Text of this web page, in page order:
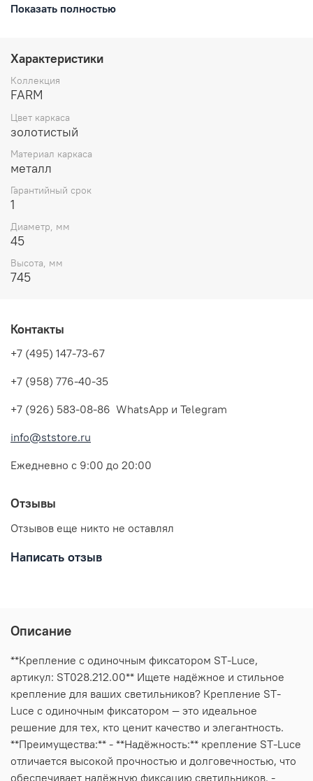
решение для тех, кто ценит качество и элегантность.
обеспечивает надёжную фиксацию светильников. -
**Стильный дизайн:** золотистая отделка придаёт
креплению изысканный и современный вид, который
гармонично впишется в любой интерьер. - **Простота
специальных навыков или инструментов.
**Характеристики:** - **Артикул:** ST028.212.00. -
**Цвет:** золотистый. - **Материал:**
высококачественные материалы обеспечивают долгий
срок службы. Крепление ST-Luce с одиночным
фиксатором станет отличным выбором для вашего дома
или офиса. Оно не только обеспечит надёжную
упустите возможность приобрести качественное и
стильное крепление по выгодной цене!
Показать полностью
Характеристики
Коллекция
FARM
Цвет каркаса
золотистый
Материал каркаса
металл
Гарантийный срок
1
Диаметр, мм
45
Высота, мм
745
Контакты
+7 (495) 147-73-67
+7 (958) 776-40-35
+7 (926) 583-08-86 WhatsApp и Telegram
info@ststore.ru
Ежедневно с 9:00 до 20:00
Отзывы
Отзывов еще никто не оставлял
Написать отзыв
Описание
**Крепление с одиночным фиксатором ST-Luce,
артикул: ST028.212.00** Ищете надёжное и стильное
крепление для ваших светильников? Крепление ST-
Luce с одиночным фиксатором — это идеальное
решение для тех, кто ценит качество и элегантность.
**Преимущества:** - **Надёжность:** крепление ST-Luce
отличается высокой прочностью и долговечностью, что
обеспечивает надёжную фиксацию светильников. -